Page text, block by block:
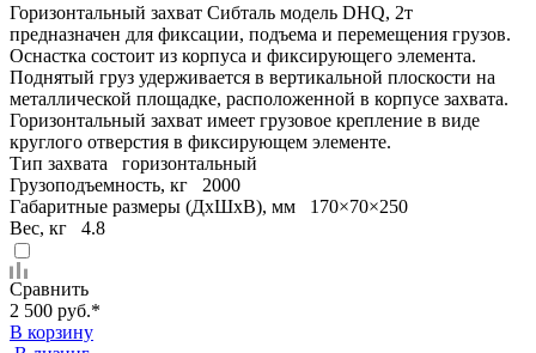
Горизонтальный захват Сибталь модель DHQ, 2т
предназначен для фиксации, подъема и перемещения грузов.
Оснастка состоит из корпуса и фиксирующего элемента.
Поднятый груз удерживается в вертикальной плоскости на
металлической площадке, расположенной в корпусе захвата.
Горизонтальный захват имеет грузовое крепление в виде
круглого отверстия в фиксирующем элементе.
Тип захвата
горизонтальный
Грузоподъемность, кг
2000
Габаритные размеры (ДхШхВ), мм
170×70×250
Вес, кг
4.8
Сравнить
2 500 руб.*
В корзину